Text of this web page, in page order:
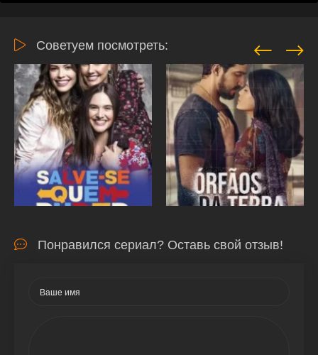
Советуем посмотреть:
Понравился сериал? Оставь свой отзыв!